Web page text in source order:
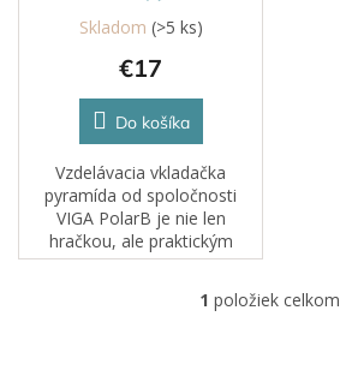
Skladom (>5 ks)
€17
Do košíka
Vzdelávacia vkladačka
pyramída od spoločnosti
VIGA PolarB je nie len
hračkou, ale praktickým
nástrojom na rozvoj
Perfektná ako darček, ktorý
O
1 položiek celkom